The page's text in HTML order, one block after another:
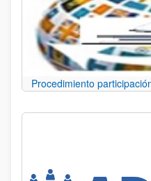
Procedimiento